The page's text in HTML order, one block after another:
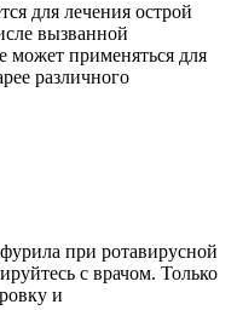
для лечения острой
вызванной
может применяться для
различного
при ротавирусной
с врачом. Только
и